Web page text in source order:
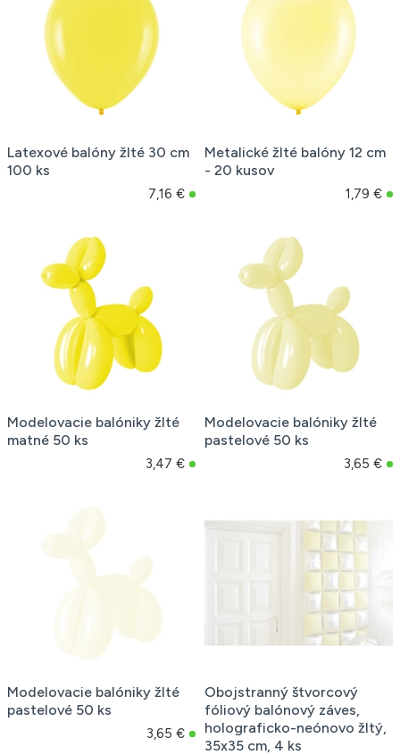
Latexové balóny žlté 30 cm
100 ks
7,16 €
Metalické žlté balóny 12 cm
- 20 kusov
1,79 €
Modelovacie balóniky žlté
matné 50 ks
3,47 €
Modelovacie balóniky žlté
pastelové 50 ks
3,65 €
Modelovacie balóniky žlté
pastelové 50 ks
3,65 €
Obojstranný štvorcový
fóliový balónový záves,
holograficko-neónovo žltý,
35x35 cm, 4 ks